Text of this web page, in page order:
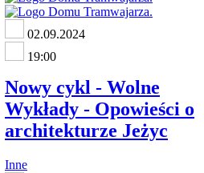
02.09.2024
19:00
Nowy cykl - Wolne
Wykłady - Opowieści o
architekturze Jeżyc
Inne